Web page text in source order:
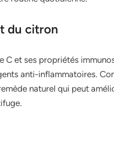
du citron
C et ses propriétés
anti-inflammatoires.
naturel qui peut